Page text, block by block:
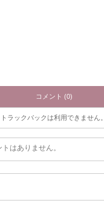
コメント (0)
トラックバックは利用できません。
はありません。